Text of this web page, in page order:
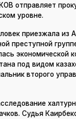
отправляет
уровне.
приезжала из
преступной
экономической
под видом
второго
Судья